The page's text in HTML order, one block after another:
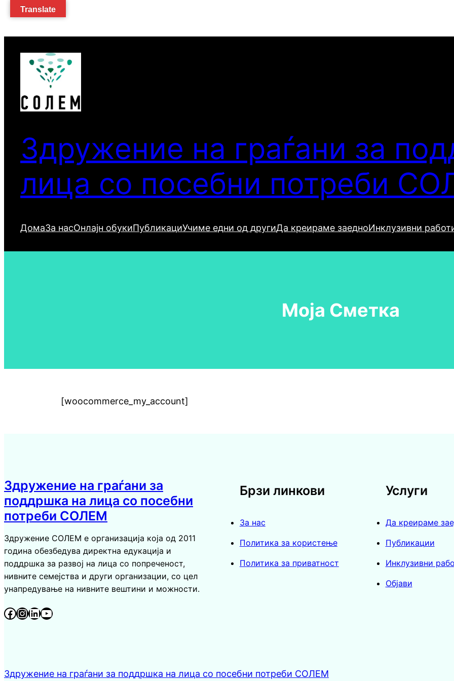
Оди
Здружение на граѓани за
лица со посебни потреби
ДомаЗа насОнлајн обукиПубликациУчиме едни од другиДа креираме заедноИнклузивни
Моја Сметка
[woocommerce_my_account]
Здружение на граѓани за
поддршка на лица со посебни
потреби СОЛЕМ
Здружение СОЛЕМ е организација која од 2011
година обезбедува директна едукација и
поддршка за развој на лица со попреченост,
нивните семејства и други организации, со цел
унапредување на нивните вештини и можности.
Facebook InstagramLinkedIn YouTube
Брзи линкови
За нас
Политика за користење
Политика за приватност
Услуги
Да креираме
Публикации
Инклузивни
Објави
Здружение на граѓани за поддршка на лица со посебни потреби СОЛЕМ
Translate